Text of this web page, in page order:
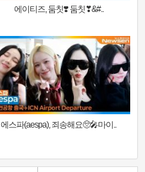
에이티즈, 둠칫❣️ 둠칫❣&#..
에스파(aespa), 죄송해요🥺🎤마이..